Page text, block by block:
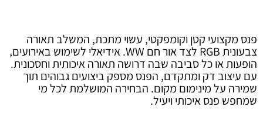
פנס מקצועי קטן וקומפקטי, עשוי מתכת, המשלב תאורה
צבעונית RGB לצד אור חם WW. אידיאלי לשימוש באירועים,
הופעות או כל סביבה שבה דרושה תאורה איכותית וחסכונית.
עם עיצוב דק ומתקדם, הפנס מספק ביצועים גבוהים תוך
שמירה על מינימום מקום. הבחירה המושלמת לכל מי
שמחפש פנס איכותי ויעיל.